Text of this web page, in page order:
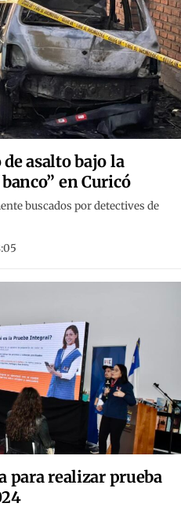
asalto bajo la
en Curicó
buscados por detectives de
para realizar prueba